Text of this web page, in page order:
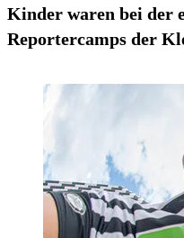
Kinder waren bei der
Reportercamps der